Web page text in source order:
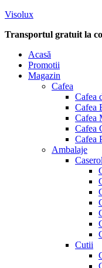
Visolux
Transportul gratuit la
Menu
Acasă
Promotii
Magazin
Cafea
Cafea
Cafea
Cafea
Cafea
Cafea
Ambalaje
Cutii